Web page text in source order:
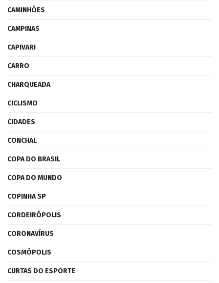
CAMINHÕES
CAMPINAS
CAPIVARI
CARRO
CHARQUEADA
CICLISMO
CIDADES
CONCHAL
COPA DO BRASIL
COPA DO MUNDO
COPINHA SP
CORDEIRÓPOLIS
CORONAVÍRUS
COSMÓPOLIS
CURTAS DO ESPORTE